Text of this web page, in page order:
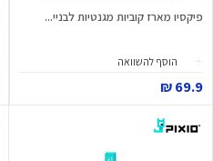
פיקסיו מארז קוביות מגנטיות לבניי...
הוסף להשוואה
69.9 ₪